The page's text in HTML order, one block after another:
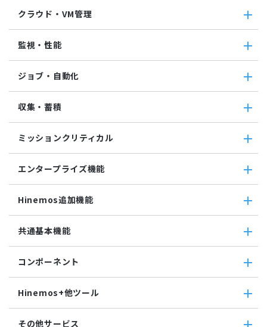
クラウド・VM管理
クラウド・VM共通
クラウド管理機能(AWS)
VM管理機能
監視・性能
パケットキャプチャ監視
カスタムトラップ監視
カスタム監視
バイナリファイル監視
収集値統合監視
ログ件数監視
システムログ監視
JMX監視
SQL監視
SNMPTRAP監視
SNMP監視
HTTPシナリオ監視
Hinemosエージェント監視
Windowsイベント監視
ジョブ・自動化
ジョブ機能全般について
コマンドジョブ
ファイル転送ジョブ
参照ジョブ
環境構築機能
実行契機
ファイルチェックジョブ
監視ジョブ
承認ジョブ
収集・蓄積
転送
ダウンロード
検索
蓄積
収集
ミッションクリティカル
ミッションクリティカル（Linux）
ミッションクリティカル（Windows）
エンタープライズ機能
インシデント管理連携ツール
Grafana
ユーティリティ機能
レポーティング
ノードマップ
Hinemos追加機能
Hinemosインシデントダッシュボード
メッセージフィルタ
Hinemosセキュリティオプション
共通基本機能
セルフチェック
メンテナンス
通知
アカウント
カレンダ
コンポーネント
Hinemosエージェント
Hinemosクライアント
Hinemos+他ツール
その他サービス